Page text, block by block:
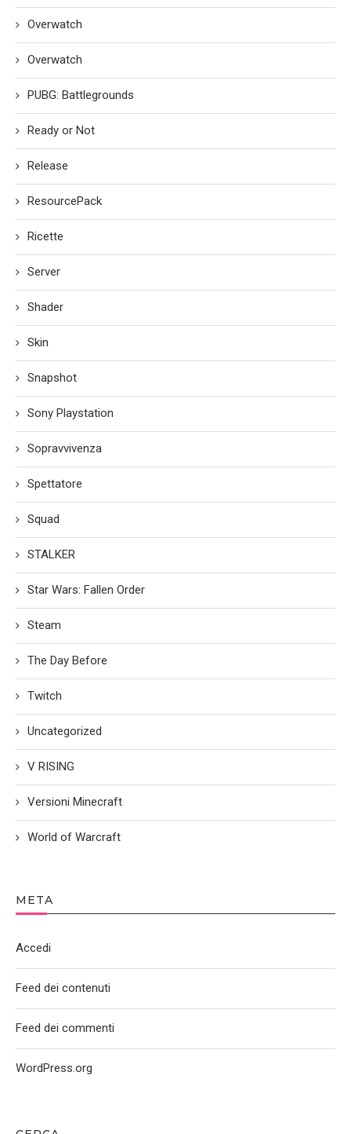
Overwatch
Overwatch
PUBG: Battlegrounds
Ready or Not
Release
ResourcePack
Ricette
Server
Shader
Skin
Snapshot
Sony Playstation
Sopravvivenza
Spettatore
Squad
STALKER
Star Wars: Fallen Order
Steam
The Day Before
Twitch
Uncategorized
V RISING
Versioni Minecraft
World of Warcraft
META
Accedi
Feed dei contenuti
Feed dei commenti
WordPress.org